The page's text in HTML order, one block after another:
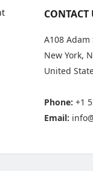
CONTACT
A108 Adam
New York,
United
Phone: +1
Email: